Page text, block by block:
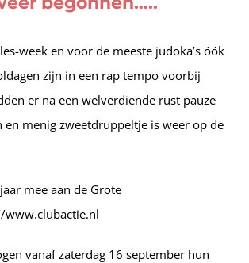
week en voor de meeste judoka’s óók
zijn in een rap tempo voorbij
er na een welverdiende rust pauze
en menig zweetdruppeltje is weer op de
mee aan de Grote
www.clubactie.nl
vanaf zaterdag 16 september hun